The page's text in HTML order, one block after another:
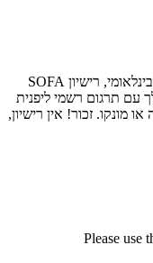
תצטרך רישיון נהיגה יפני בתוקף, רישיון נהיגה בינלאומי, רישיון SOFA
עם תרגום רשמי ליפנית
מונקו. זכור! אין רישיון,
Please use